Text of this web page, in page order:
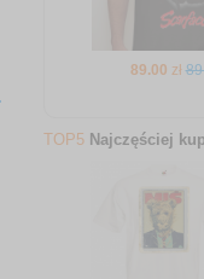
89.00 zł
TOP5 Najczęściej